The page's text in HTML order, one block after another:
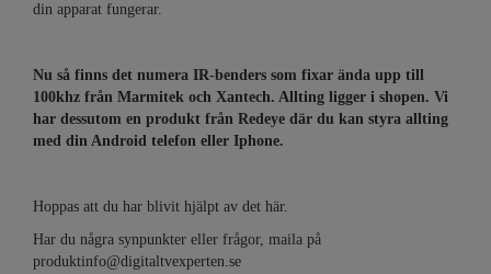
din apparat fungerar.
Nu så finns det numera IR-benders som fixar ända upp till
100khz från Marmitek och Xantech. Allting ligger i shopen. Vi
har dessutom en produkt från Redeye där du kan styra allting
med din Android telefon eller Iphone.
Hoppas att du har blivit hjälpt av det här.
Har du några synpunkter eller frågor, maila på
produktinfo@digitaltvexperten.se